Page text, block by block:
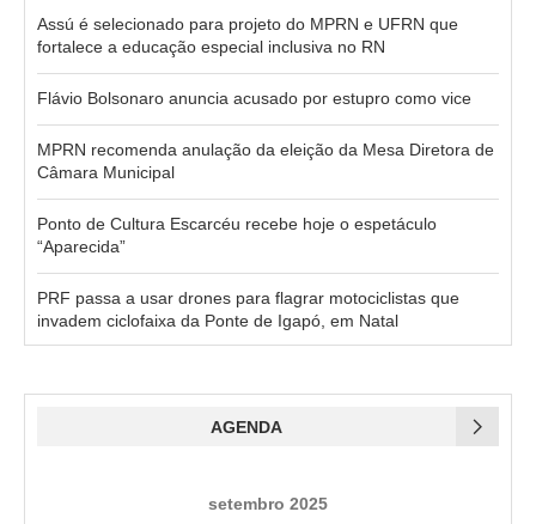
Assú é selecionado para projeto do MPRN e UFRN que
fortalece a educação especial inclusiva no RN
Flávio Bolsonaro anuncia acusado por estupro como vice
MPRN recomenda anulação da eleição da Mesa Diretora de
Câmara Municipal
Ponto de Cultura Escarcéu recebe hoje o espetáculo
“Aparecida”
PRF passa a usar drones para flagrar motociclistas que
invadem ciclofaixa da Ponte de Igapó, em Natal
AGENDA
setembro 2025